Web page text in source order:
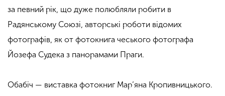
за певний рік, що дуже полюбляли робити в
Радянському Союзі, авторські роботи відомих
фотографів, як от фотокнига чеського фотографа
Йозефа Судека з панорамами Праги.
Обабіч — виставка фотокниг Мар’яна Кропивницького.